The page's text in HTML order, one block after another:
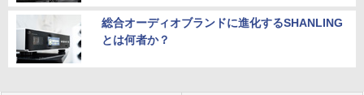
総合オーディオブランドに進化するSHANLING
とは何者か？